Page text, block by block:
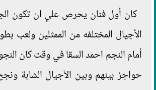
كان أول فنان يحرص علي ان تكون
الأجيال المختلفه من الممثلين ولعب
أمام النجم احمد السقا في وقت كان
حواجز بينهم وبين الأجيال الشابة